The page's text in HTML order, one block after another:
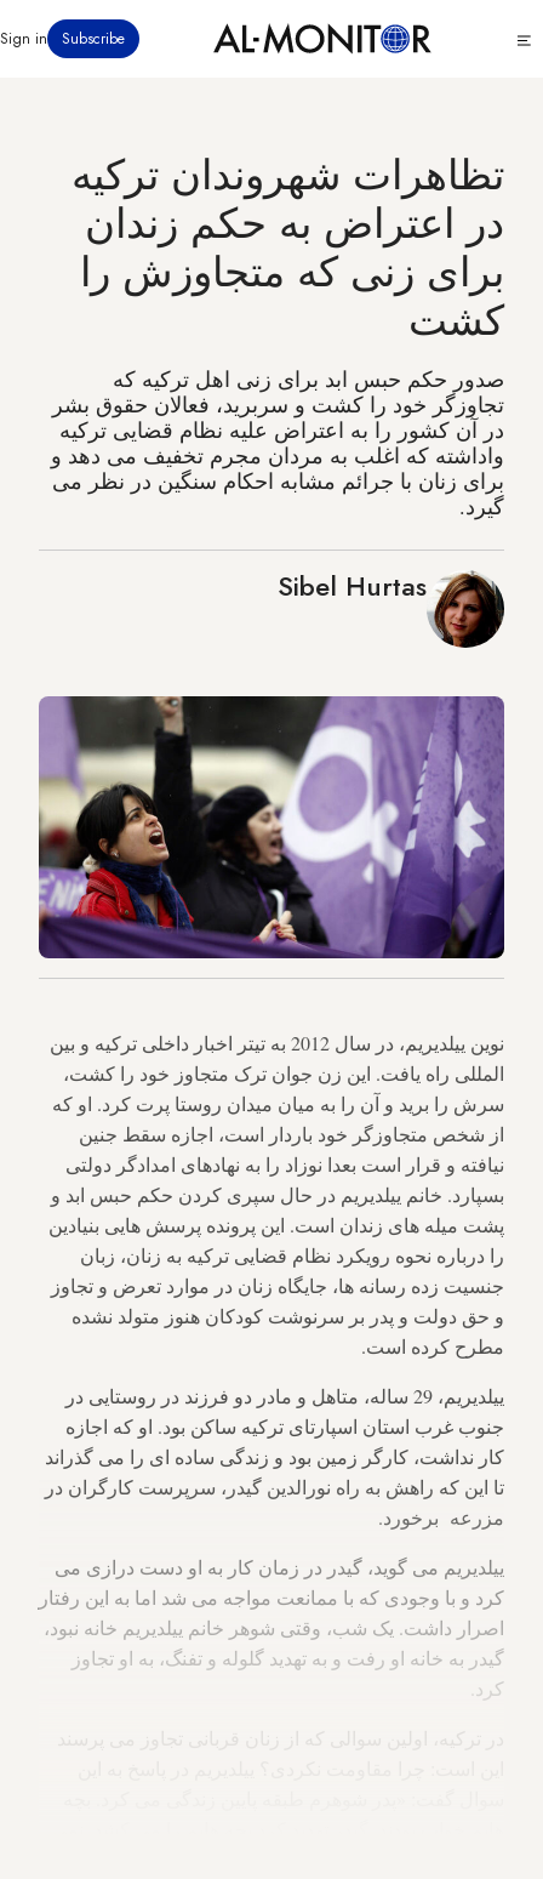
به
Subscribe
Sign in
تظاهرات شهروندان ترکیه
در اعتراض به حکم زندان
برای زنی که متجاوزش را
کشت
صدور حکم حبس ابد برای زنی اهل ترکیه که
تجاوزگر خود را کشت و سربرید، فعالان حقوق بشر
در آن کشور را به اعتراض علیه نظام قضایی ترکیه
واداشته که اغلب به مردان مجرم تخفیف می دهد و
برای زنان با جرائم مشابه احکام سنگین در نظر می
گیرد.
Sibel Hurtas
نوین ییلدیریم، در سال 2012 به تیتر اخبار داخلی ترکیه و بین
المللی راه یافت. این زن جوان ترک متجاوز خود را کشت،
سرش را برید و آن را به میان میدان روستا پرت کرد. او که
از شخص متجاوزگر خود باردار است، اجازه سقط جنین
نیافته و قرار است بعدا نوزاد را به نهادهای امدادگر دولتی
بسپارد. خانم ییلدیریم در حال سپری کردن حکم حبس ابد و
پشت میله های زندان است. این پرونده پرسش هایی بنیادین
را درباره نحوه رویکرد نظام قضایی ترکیه به زنان، زبان
جنسیت زده رسانه ها، جایگاه زنان در موارد تعرض و تجاوز
و حق دولت و پدر بر سرنوشت کودکان هنوز متولد نشده
مطرح کرده است.
ییلدیریم، 29 ساله، متاهل و مادر دو فرزند در روستایی در
جنوب غرب استان اسپارتای ترکیه ساکن بود. او که اجازه
کار نداشت، کارگر زمین بود و زندگی ساده ای را می گذراند
تا این که راهش به راه نورالدین گیدر، سرپرست کارگران در
مزرعه برخورد.
ییلدیریم می گوید، گیدر در زمان کار به او دست درازی می
کرد و با وجودی که با ممانعت مواجه می شد اما به این رفتار
اصرار داشت. یک شب، وقتی شوهر خانم ییلدیریم خانه نبود،
گیدر به خانه او رفت و به تهدید گلوله و تفنگ، به او تجاوز
کرد.